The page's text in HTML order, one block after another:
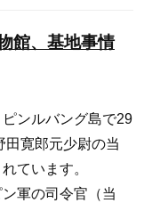
館、基地事情
ンルバング島で29
寛郎元少尉の当
ています。
軍の司令官（当